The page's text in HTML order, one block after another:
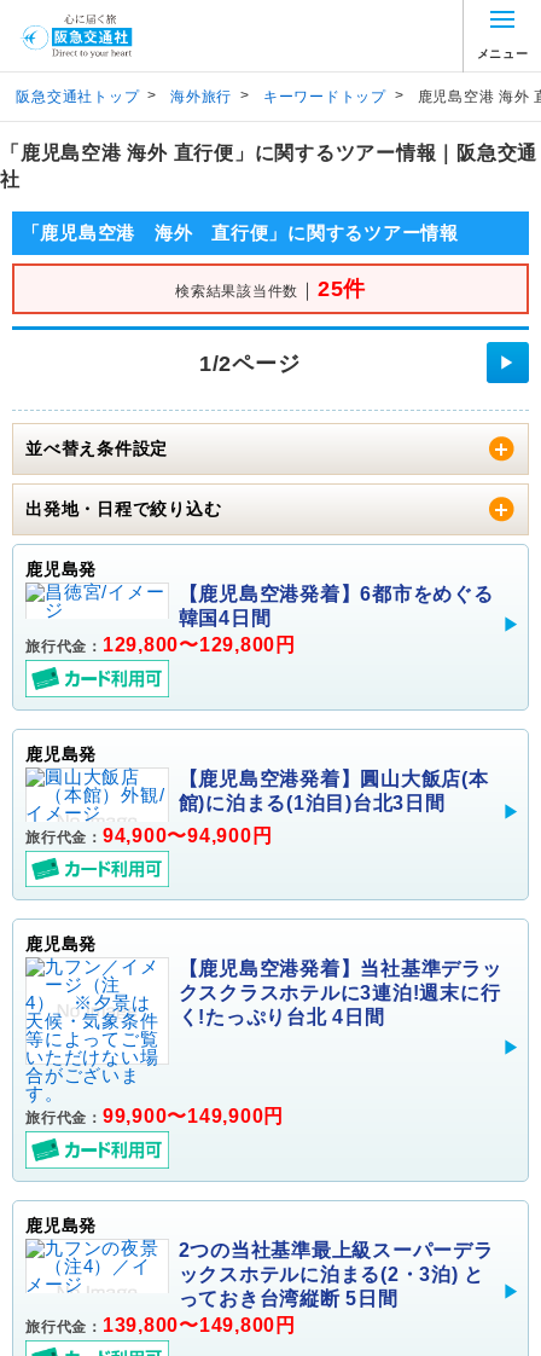
メニュー
阪急交通社トップ > 海外旅行 > キーワードトップ > 鹿児島空港 海外
「鹿児島空港 海外 直行便」に関するツアー情報｜阪急交通
社
「鹿児島空港 海外 直行便」に関するツアー情報
検索結果該当件数 ｜ 25件
1/2ページ ▶
並べ替え条件設定
出発地・日程で絞り込む
鹿児島発
【鹿児島空港発着】6都市をめぐる
韓国4日間
旅行代金： 129,800〜129,800円
鹿児島発
【鹿児島空港発着】圓山大飯店(本
館)に泊まる(1泊目)台北3日間
旅行代金： 94,900〜94,900円
鹿児島発
【鹿児島空港発着】当社基準デラッ
クスクラスホテルに3連泊!週末に行
く!たっぷり台北 4日間
旅行代金： 99,900〜149,900円
鹿児島発
2つの当社基準最上級スーパーデラ
ックスホテルに泊まる(2・3泊) と
っておき台湾縦断 5日間
旅行代金： 139,800〜149,800円